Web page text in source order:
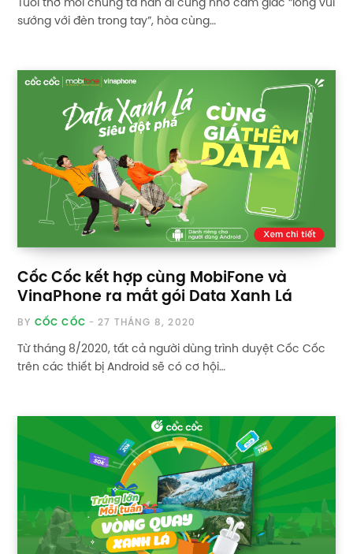
Tuổi thơ mỗi chúng ta hẳn ai cũng nhớ cảm giác “lòng vui
sướng với đèn trong tay”, hòa cùng…
Cốc Cốc kết hợp cùng MobiFone và
VinaPhone ra mắt gói Data Xanh Lá
BY CỐC CỐC 27 THÁNG 8, 2020
Từ tháng 8/2020, tất cả người dùng trình duyệt Cốc Cốc
trên các thiết bị Android sẽ có cơ hội…